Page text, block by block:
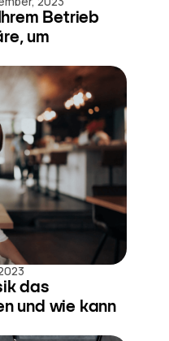
Betrieb
um
das
und wie kann